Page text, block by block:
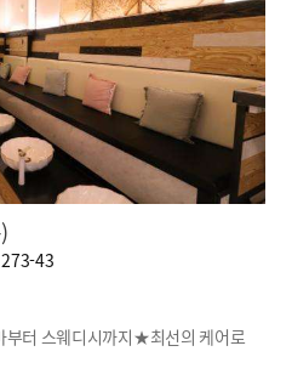
43
부터 스웨디시까지★최선의 케어로